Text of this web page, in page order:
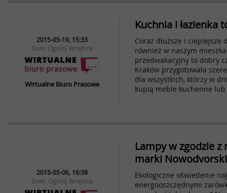
2015-05-19, 15:33
Dom, Ogród, Wnętrza
Wirtualne Biuro Prasowe
Kuchnia i łazienka
Coraz dłuższe i
również w naszym
przedwakacyjny to dobry
Kraków przygotowała
dla wszystkich, którzy w
kupią meble kuchenne lub
2015-05-06, 16:38
Dom, Ogród, Wnętrza
Lampy w zgodzie
marki
Ekologiczne oświetlenie
energooszczędnymi